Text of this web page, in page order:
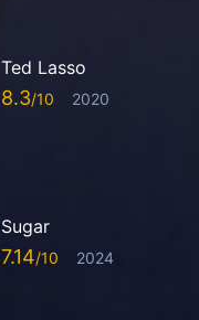
Ted Lasso
8.3 2020
Sugar
7.14 2024